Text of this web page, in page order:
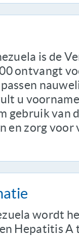
is de
ontvangt
u
gebruik van
en zorg
wordt
Hepatitis A